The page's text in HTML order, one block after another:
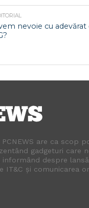
nevoie cu
are ca scop
gadgeturi care
informând despre
IT&C și comunicarea